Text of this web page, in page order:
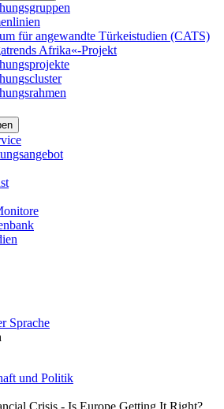
für angewandte Türkeistudien (CATS)
Afrika«-Projekt
Sprache
und Politik
Crisis - Is Europe Getting It Right?